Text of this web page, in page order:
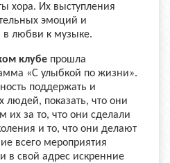
хора. Их выступления
эмоций и
в любви к музыке.
клубе прошла
«С улыбкой по жизни».
поддержать и
людей, показать, что они
за то, что они сделали
и то, что они делают
всего мероприятия
свой адрес искренние